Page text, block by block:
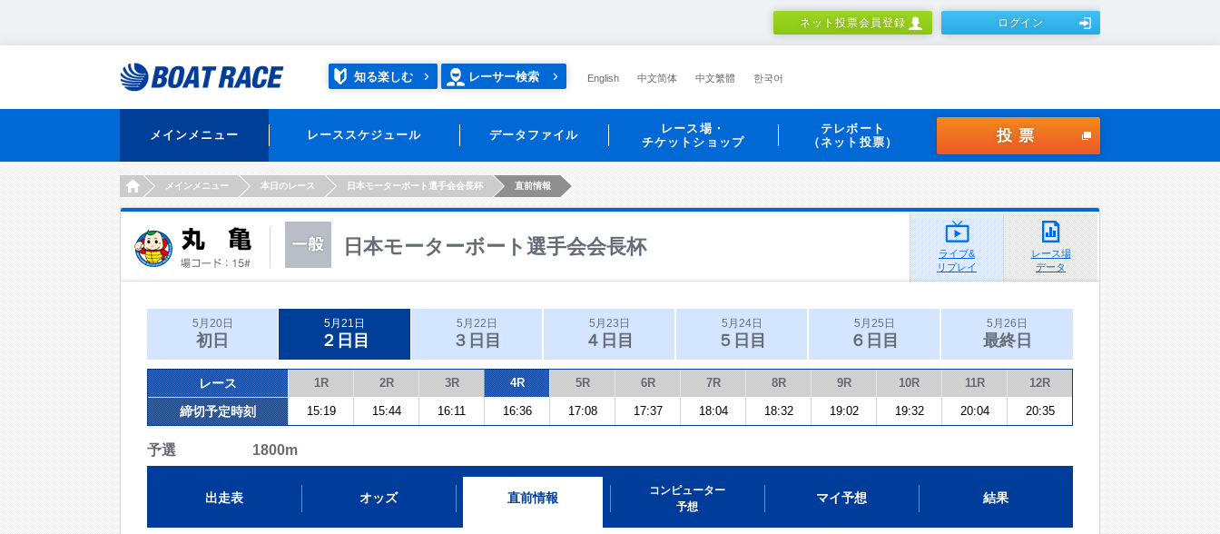
ネット投票会員登録 ログイン
知る楽しむ レーサー検索 English 中文简体 中文繁體 한국어
メインメニュー レーススケジュール データファイル
レース場・
チケットショップ
テレボート
（ネット投票）
投票
HOMEメインメニュー 本日のレース 日本モーターボート選手会会長杯 直前情報
日本モーターボート選手会会長杯
ライブ&
リプレイ
レース場
データ
5月20日
初日
5月21日
２日目
5月22日
３日目
5月23日
４日目
5月24日
５日目
5月25日
６日目
5月26日
最終日
レース 1R 2R 3R 4R 5R 6R 7R 8R 9R 10R 11R 12R
締切予定時刻 15:19 15:44 16:11 16:36 17:08 17:37 18:04 18:32 19:02 19:32 20:04 20:35
予選 1800m
出走表 オッズ 直前情報
コンピューター
予想
マイ予想 結果